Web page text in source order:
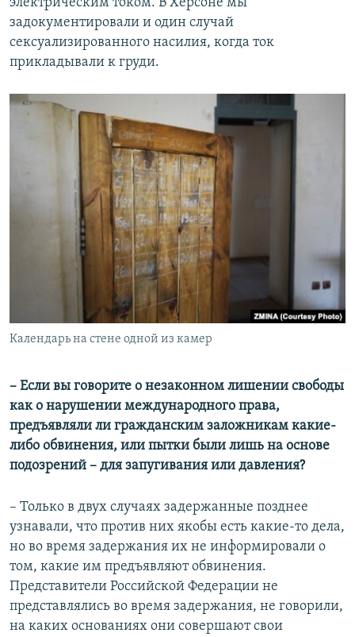
задокументировали и один случай
сексуализированного насилия, когда ток
прикладывали к груди.
Календарь на стене одной из камер
– Если вы говорите о незаконном лишении свободы
как о нарушении международного права,
предъявляли ли гражданским заложникам какие-
либо обвинения, или пытки были лишь на основе
подозрений – для запугивания или давления?
– Только в двух случаях задержанные позднее
узнавали, что против них якобы есть какие-то дела,
но во время задержания их не информировали о
том, какие им предъявляют обвинения.
Представители Российской Федерации не
представлялись во время задержания, не говорили,
на каких основаниях они совершают свои